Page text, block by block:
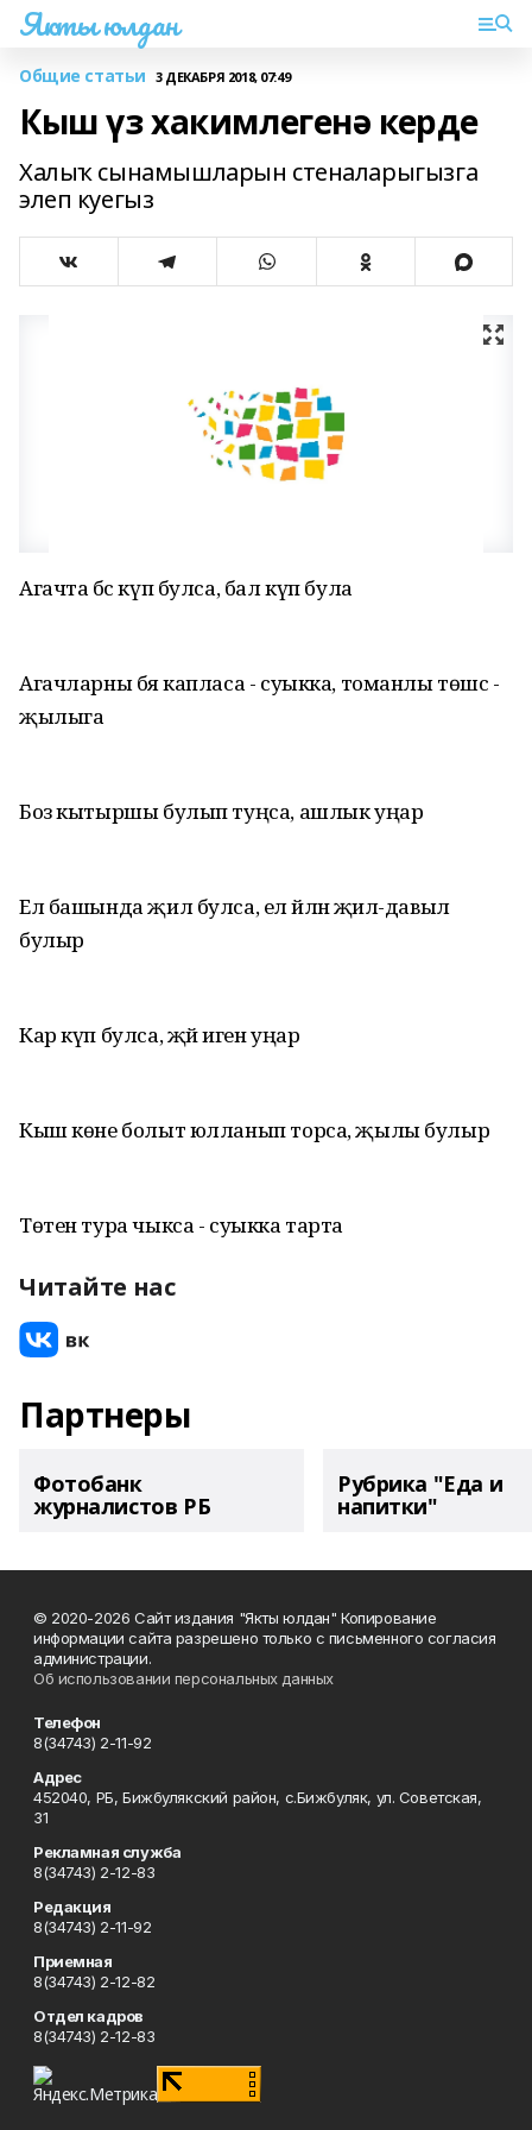
Якты юлдан
Общие статьи 3 ДЕКАБРЯ 2018, 07:49
Кыш үз хакимлегенә керде
Халыҡ сынамышларын стеналарыгызга
элеп куегыз
Агачта бәс күп булса, бал күп була
Агачларны бәя капласа - суыкка, томанлы төшсә -
җылыга
Боз кытыршы булып туңса, ашлык уңар
Ел башында җил булса, ел әйләнә җил-давыл
булыр
Кар күп булса, җәй иген уңар
Кыш көне болыт юлланып торса, җылы булыр
Төтен тура чыкса - суыкка тарта
Читайте нас
Партнеры
Фотобанк
журналистов РБ
Рубрика "Еда и
напитки"
© 2020-2026 Сайт издания "Якты юлдан" Копирование
информации сайта разрешено только с письменного согласия
администрации.
Об использовании персональных данных
Телефон
8(34743) 2-11-92
Адрес
452040, РБ, Бижбулякский район, с.Бижбуляк, ул. Советская,
31
Рекламная служба
8(34743) 2-12-83
Редакция
8(34743) 2-11-92
Приемная
8(34743) 2-12-82
Отдел кадров
8(34743) 2-12-83